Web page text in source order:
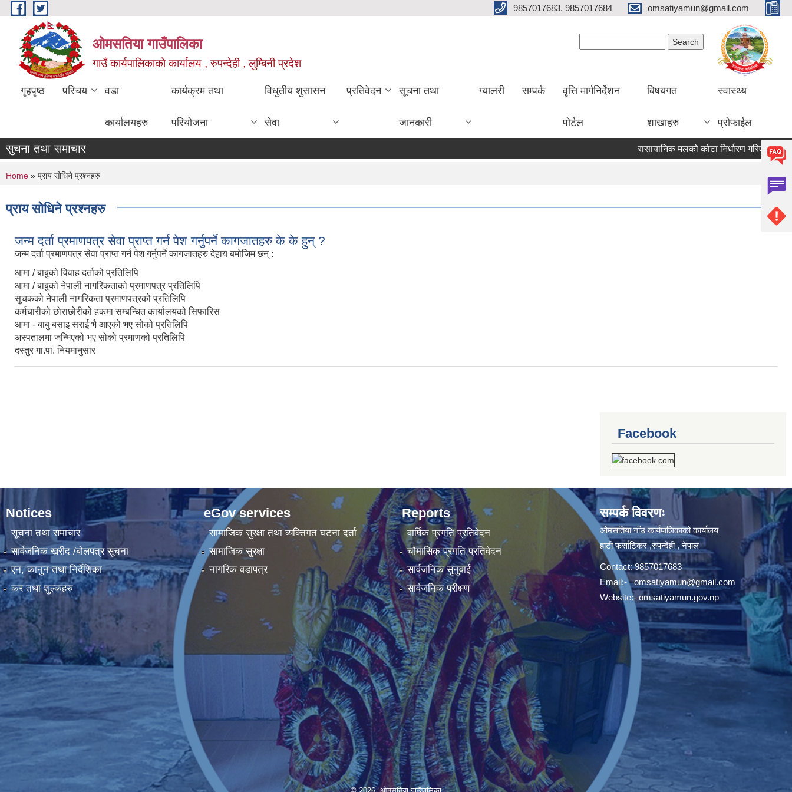
Skip to main content 9857017683, 9857017684 omsatiyamun@gmail.com
ओमसतिया गाउँपालिका
गाउँ कार्यपालिकाको कार्यालय , रुपन्देही , लुम्बिनी प्रदेश
गृहपृष्ठ परिचय वडा
कार्यालयहरु
कार्यक्रम तथा
परियोजना
विधुतीय शुसासन
सेवा
प्रतिवेदन सूचना तथा
जानकारी
ग्यालरी सम्पर्क वृत्ति मार्गनिर्देशन
पोर्टल
बिषयगत
शाखाहरु
स्वास्थ्य
प्रोफाईल
सुचना तथा समाचार रासायानिक मलको कोटा निर्धारण गरिएको सूचना
You are here
Home » प्राय सोधिने प्रश्नहरु
प्राय सोधिने प्रश्नहरु
जन्म दर्ता प्रमाणपत्र सेवा प्राप्त गर्न पेश गर्नुपर्ने कागजातहरु के के हुन् ?
जन्म दर्ता प्रमाणपत्र सेवा प्राप्त गर्न पेश गर्नुपर्ने कागजातहरु देहाय बमोजिम छन् :
आमा / बाबुको विवाह दर्ताको प्रतिलिपि
आमा / बाबुको नेपाली नागरिकताको प्रमाणपत्र प्रतिलिपि
सुचकको नेपाली नागरिकता प्रमाणपत्रको प्रतिलिपि
कर्मचारीको छोराछोरीको हकमा सम्बन्धित कार्यालयको सिफारिस
आमा - बाबु बसाइ सराई भै आएको भए सोको प्रतिलिपि
अस्पतालमा जन्मिएको भए सोको प्रमाणको प्रतिलिपि
दस्तुर गा.पा. नियमानुसार
Facebook
Notices
सूचना तथा समाचार
सार्वजनिक खरीद /बोलपत्र सूचना
एन, कानुन तथा निर्देशिका
कर तथा शुल्कहरु
eGov services
सामाजिक सुरक्षा तथा व्यक्तिगत घटना दर्ता
सामाजिक सुरक्षा
नागरिक वडापत्र
Reports
वार्षिक प्रगति प्रतिवेदन
चौमासिक प्रगति प्रतिवेदन
सार्वजनिक सुनुवाई
सार्वजनिक परीक्षण
सम्पर्क विवरणः
ओमसतिया गाँउ कार्यपालिकाको कार्यालय
हाटी फर्साटिकर ,रुपन्देही , नेपाल
Contact: 9857017683
Email:-omsatiyamun@gmail.com
Website:- omsatiyamun.gov.np